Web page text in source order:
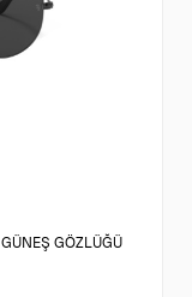
GÖZLÜĞÜ